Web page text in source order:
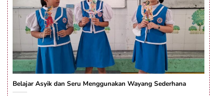
Belajar Asyik dan Seru Menggunakan Wayang Sederhana